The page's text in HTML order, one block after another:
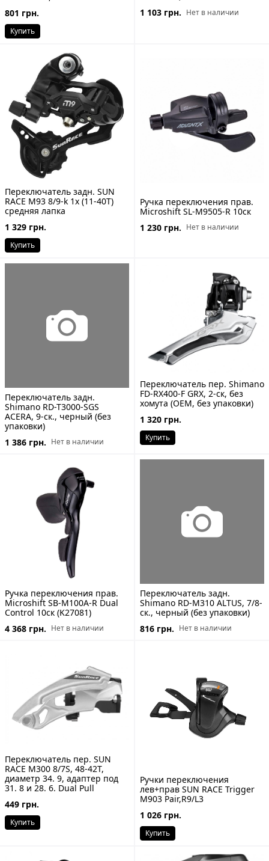
801 грн.
Купить
1 103 грн. Нет в наличии
Переключатель задн. SUN
RACE M93 8/9-k 1x (11-40T)
средняя лапка
1 329 грн.
Купить
Ручка переключения прав.
Microshift SL-M9505-R 10ск
1 230 грн. Нет в наличии
Переключатель задн.
Shimano RD-T3000-SGS
ACERA, 9-ск., черный (без
упаковки)
1 386 грн. Нет в наличии
Переключатель пер. Shimano
FD-RX400-F GRX, 2-ск, без
хомута (ОЕМ, без упаковки)
1 320 грн.
Купить
Ручка переключения прав.
Microshift SB-M100A-R Dual
Control 10ск (K27081)
4 368 грн. Нет в наличии
Переключатель задн.
Shimano RD-M310 ALTUS, 7/8-
ск., черный (без упаковки)
816 грн. Нет в наличии
Переключатель пер. SUN
RACE M300 8/7S, 48-42T,
диаметр 34. 9, адаптер под
31. 8 и 28. 6. Dual Pull
449 грн.
Купить
Ручки переключения
лев+прав SUN RACE Trigger
M903 Pair,R9/L3
1 026 грн.
Купить